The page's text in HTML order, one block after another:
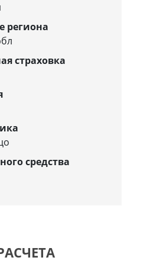
региона
страховка
средства